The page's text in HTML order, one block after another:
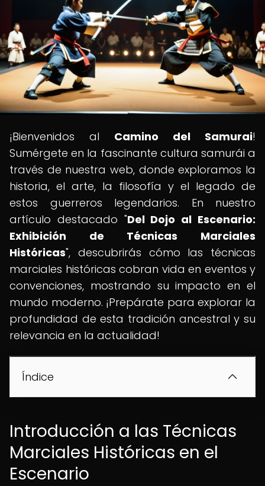
¡Bienvenidos al Camino del Samurai!
Sumérgete en la fascinante cultura samurái a
través de nuestra web, donde exploramos la
historia, el arte, la filosofía y el legado de
estos guerreros legendarios. En nuestro
artículo destacado "Del Dojo al Escenario:
Exhibición de Técnicas Marciales
Históricas", descubrirás cómo las técnicas
marciales históricas cobran vida en eventos y
convenciones, mostrando su impacto en el
mundo moderno. ¡Prepárate para explorar la
profundidad de esta tradición ancestral y su
relevancia en la actualidad!
Índice
Introducción a las Técnicas
Marciales Históricas en el
Escenario